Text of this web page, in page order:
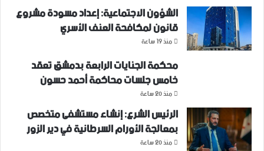
الشؤون الاجتماعية: إعداد مسودة مشروع
قانون لمكافحة العنف الأسري ‏
منذ 19 ساعة
محكمة الجنايات الرابعة بدمشق تعقد
خامس جلسات محاكمة أحمد حسون
منذ 20 ساعة
الرئيس الشرع: إنشاء ‌‏مستشفى متخصص
بمعالجة الأورام السرطانية في دير الزور
منذ 20 ساعة